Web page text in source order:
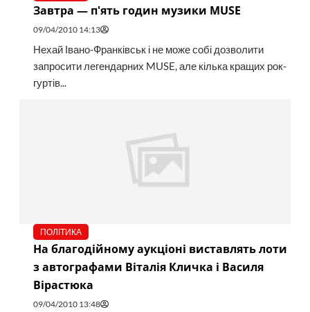
Завтра — п'ять годин музики MUSE
09/04/2010 14:13
Нехай Івано-Франківськ і не може собі дозволити
запросити легендарних MUSE, але кілька кращих рок-
гуртів...
ПОЛІТИКА
На благодійному аукціоні виставлять лоти
з автографами Віталія Кличка і Василя
Вірастюка
09/04/2010 13:48